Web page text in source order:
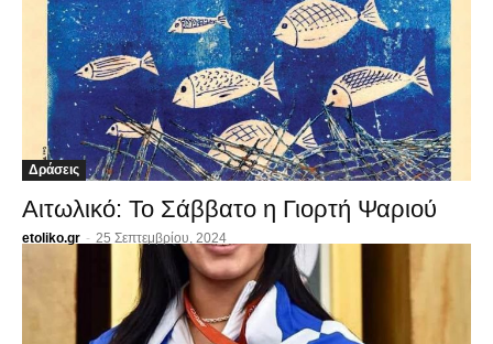
Δράσεις
Αιτωλικό: Το Σάββατο η Γιορτή Ψαριού
etoliko.gr - 25 Σεπτεμβρίου, 2024